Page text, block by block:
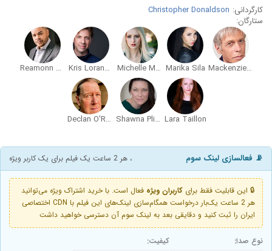
کارگردانی: Christopher Donaldson
ستارگان:
Mackenzie Gray
Marika Sila
Michelle Molineux
Kris Loranger
Reamonn Joshee
Lara Taillon
Shawna Pliva McGill
Declan O'Reilly
📡 فعالسازی لینک سوم ، هر 2 ساعت یک فیلم برای یک کاربر ویژه
🔒 این قابلیت فقط برای کاربران ویژه فعال است. با خرید اشتراک ویژه می‌توانید
هر 2 ساعت یک‌بار درخواست همگام‌سازی لینک‌های این فیلم با CDN اختصاصی
ایران را ثبت کنید و دقایقی بعد به لینک سوم آن دسترسی خواهید داشت
نوع صدا: کیفیت: